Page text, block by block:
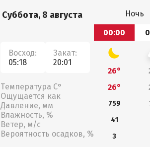
Суббота, 8 августа
Восход:
05:18
Закат:
20:01
Температура С°
Ощущается как
Давление, мм
Влажность, %
Ветер, м/с
Вероятность осадков, %
Ночь
00:00
26°
26°
759
41
3